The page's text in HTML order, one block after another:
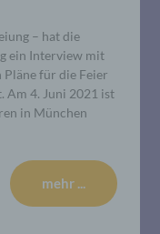
– hat die
ein Interview mit
für die Feier
Am 4. Juni 2021 ist
in München
mehr ...